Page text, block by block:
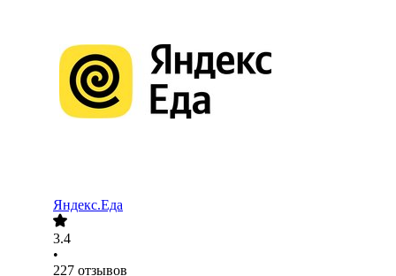
Яндекс.Еда
3.4
•
227 отзывов